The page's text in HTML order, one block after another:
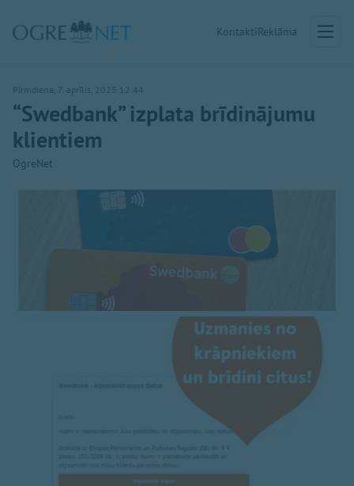
KontaktiReklāma
Pirmdiena, 7. aprīlis, 2025 12:44
“Swedbank” izplata brīdinājumu
klientiem
OgreNet